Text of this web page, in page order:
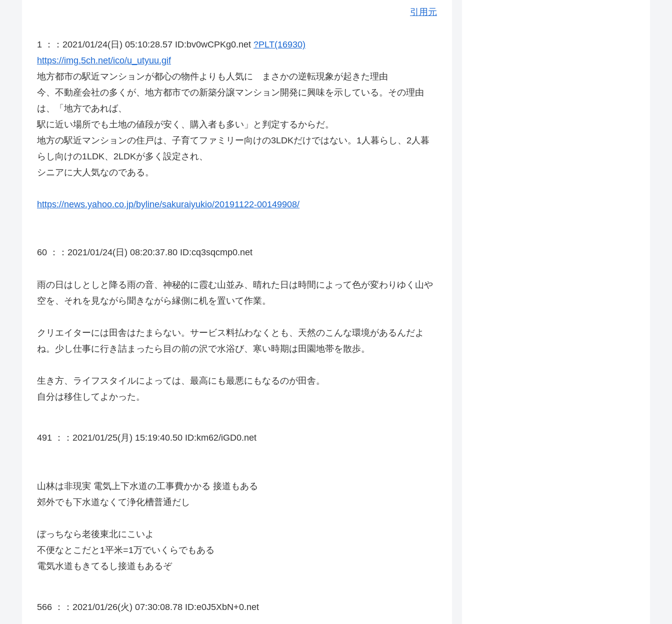
引用元
1 ： ：2021/01/24(日) 05:10:28.57 ID:bv0wCPKg0.net ?PLT(16930)
https://img.5ch.net/ico/u_utyuu.gif
地方都市の駅近マンションが都心の物件よりも人気に まさかの逆転現象が起きた理由
今、不動産会社の多くが、地方都市での新築分譲マンション開発に興味を示している。その理由
は、「地方であれば、
駅に近い場所でも土地の値段が安く、購入者も多い」と判定するからだ。
地方の駅近マンションの住戸は、子育てファミリー向けの3LDKだけではない。1人暮らし、2人暮
らし向けの1LDK、2LDKが多く設定され、
シニアに大人気なのである。
https://news.yahoo.co.jp/byline/sakuraiyukio/20191122-00149908/
60 ： ：2021/01/24(日) 08:20:37.80 ID:cq3sqcmp0.net
雨の日はしとしと降る雨の音、神秘的に霞む山並み、晴れた日は時間によって色が変わりゆく山や
空を、それを見ながら聞きながら縁側に机を置いて作業。
クリエイターには田舎はたまらない。サービス料払わなくとも、天然のこんな環境があるんだよ
ね。少し仕事に行き詰まったら目の前の沢で水浴び、寒い時期は田園地帯を散歩。
生き方、ライフスタイルによっては、最高にも最悪にもなるのが田舎。
自分は移住してよかった。
491 ： ：2021/01/25(月) 15:19:40.50 ID:km62/iGD0.net
山林は非現実 電気上下水道の工事費かかる 接道もある
郊外でも下水道なくて浄化槽普通だし
ぼっちなら老後東北にこいよ
不便なとこだと1平米=1万でいくらでもある
電気水道もきてるし接道もあるぞ
566 ： ：2021/01/26(火) 07:30:08.78 ID:e0J5XbN+0.net